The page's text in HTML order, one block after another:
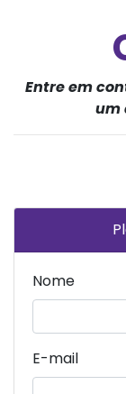
Entre em
um
Nome
E-mail